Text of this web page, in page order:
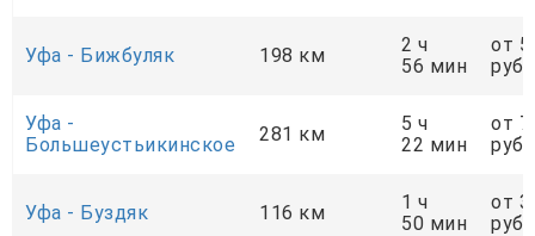
Уфа - Бижбуляк 198 км
2 ч
56 мин
от
руб.
Уфа -
Большеустьикинское
281 км
5 ч
22 мин
от
руб.
Уфа - Буздяк 116 км
1 ч
50 мин
от
руб.